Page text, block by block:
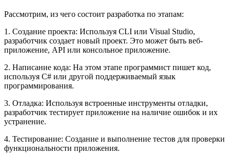
Рассмотрим, из чего состоит разработка по этапам:
1. Создание проекта: Используя CLI или Visual Studio,
разработчик создает новый проект. Это может быть веб-
приложение, API или консольное приложение.
2. Написание кода: На этом этапе программист пишет код,
используя C# или другой поддерживаемый язык
программирования.
3. Отладка: Используя встроенные инструменты отладки,
разработчик тестирует приложение на наличие ошибок и их
устранение.
4. Тестирование: Создание и выполнение тестов для проверки
функциональности приложения.